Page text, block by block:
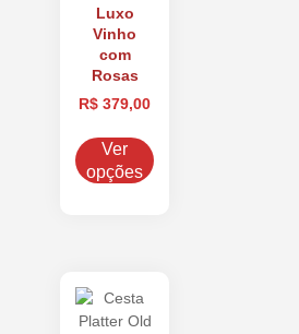
Luxo
Vinho
com
Rosas
R$ 379,00
Ver
opções